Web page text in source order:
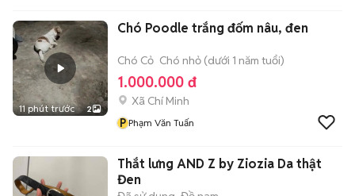
11 phút trước 2
Chó Poodle trắng đốm nâu, đen
Chó Cỏ Chó nhỏ (dưới 1 năm tuổi)
1.000.000 đ
Xã Chí Minh
P Phạm Văn Tuấn
Thắt lưng AND Z by Ziozia Da thật
Đen